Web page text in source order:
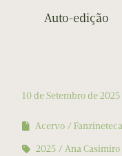
Auto-edição
10 de Setembro de 2025
Acervo
2025
Ana Casimiro